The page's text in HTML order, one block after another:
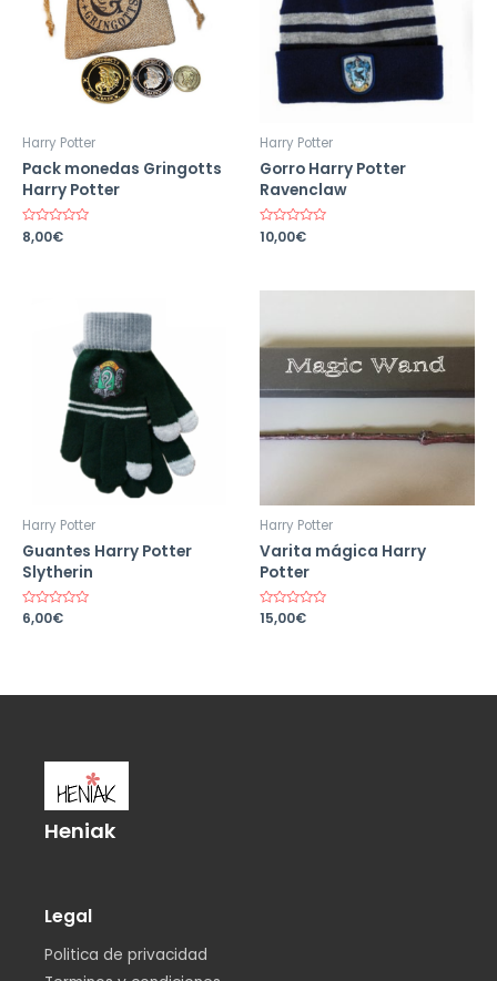
Harry Potter
Pack monedas Gringotts
Harry Potter
Valorado
en
8,00€
Harry Potter
Gorro Harry Potter
Ravenclaw
Valorado
en
10,00€
Harry Potter
Guantes Harry Potter
Slytherin
Valorado
en
6,00€
Harry Potter
Varita mágica Harry
Potter
Valorado
en
15,00€
Heniak
Legal
Politica de privacidad